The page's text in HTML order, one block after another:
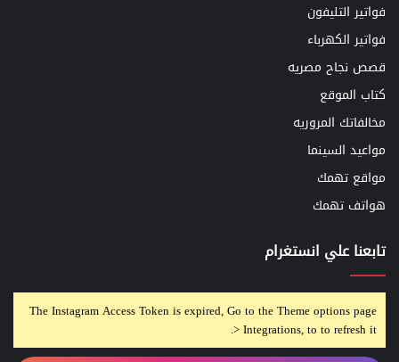
فواتير التليفون
فواتير الكهرباء
قصص نجاح مصريه
كتاب الموقع
مخالفاتك المروريه
مواعيد السينما
مواقع تهمك
هواتف تهمك
تابعنا علي انستغرام
The Instagram Access Token is expired, Go to the Theme options page
> Integrations, to to refresh it.